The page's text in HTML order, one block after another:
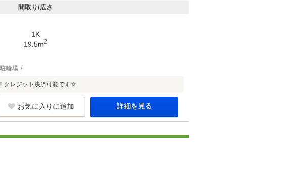
間取り/広さ
1K
19.5m2
駐輪場
クレジット決済可能です☆
お気に入りに追加 詳細を見る